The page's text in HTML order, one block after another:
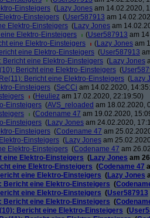
Einsteigers (Lazy Jones am 14.02.2020,
Einsteigers (User587913 am
Elektro-Einsteigers (Lazy Jones am
Elektro-Einsteigers
(User587913 am
eine Elektro-Einsteigers
(Lazy Jones am
eine Elektro-Einsteigers (User587913
Bericht eine Elektro-Einsteigers (Lazy Jones
Bericht eine Elektro-Einsteigers (
Re(11): Bericht eine Elektro-Einsteigers (Lazy
Einsteigers (SeCCi am 14.02.2020,
(Heuliez am 17.02.2020, 22:19:50)
Einsteigers (AVS_reloaded am 18.02.2020,
(Codename 47 am 19.02.2020,
Einsteigers (Lazy Jones am 24.02.2020,
Einsteigers (Codename 47 am
Einsteigers (Lazy Jones am
Elektro-Einsteigers (Codename 47 am
eine Elektro-Einsteigers (Lazy Jones am
eine Elektro-Einsteigers (Codename 47
eine Elektro-Einsteigers (Lazy Jones
Bericht eine Elektro-Einsteigers (
eine Elektro-Einsteigers (User587913
Bericht eine Elektro-Einsteigers (
Bericht eine Elektro-Einsteigers (